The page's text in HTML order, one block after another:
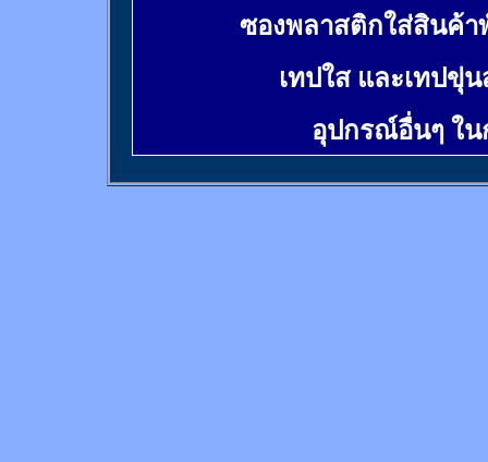
ซองพลาสติกใส่สินค้า
เทปใส และเทปขุ่
อุปกรณ์อื่นๆ ใ